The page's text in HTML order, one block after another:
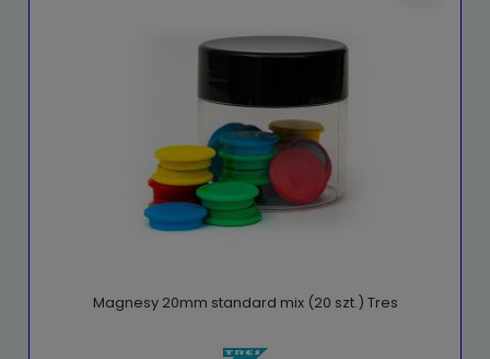
Magnesy 20mm standard mix (20 szt.) Tres